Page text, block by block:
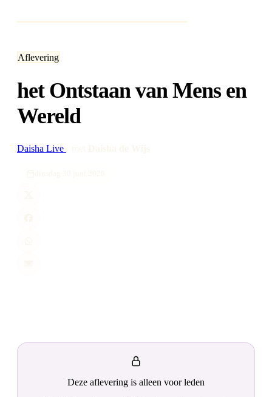
Aflevering
het Ontstaan van Mens en
Wereld
Daisha Live
Deze aflevering is alleen voor leden